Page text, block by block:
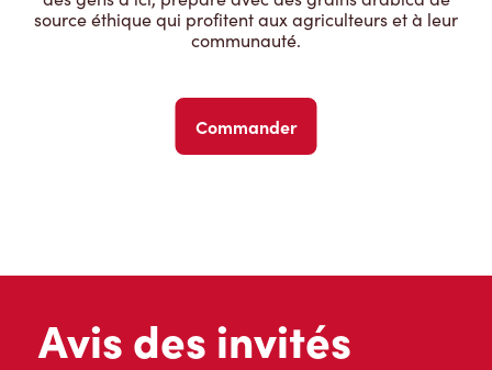
source éthique qui profitent aux agriculteurs et à leur
communauté.
Commander
Avis des invités